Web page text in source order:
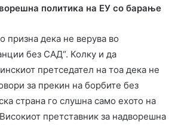
политика на ЕУ со барање
призна дека не верува во
без САД“. Колку и да
претседател на тоа дека не
за прекин на борбите без
страна го слушна само ехото на
претставник за надворешна